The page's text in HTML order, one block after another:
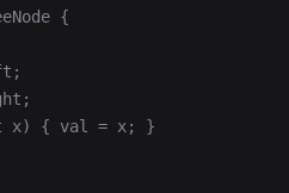
{
x) { val = x; }